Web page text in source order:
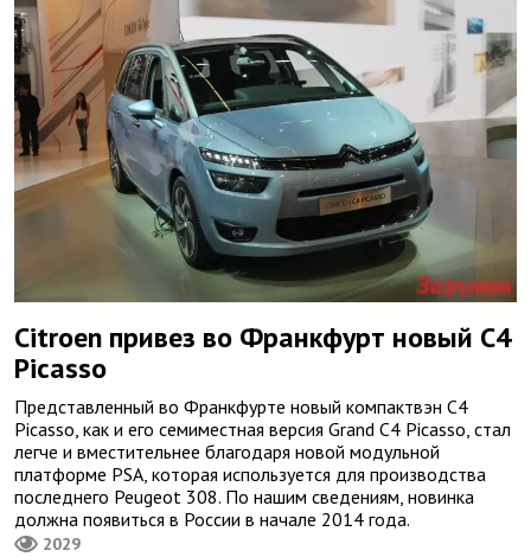
Citroen привез во Франкфурт новый C4
Picasso
Представленный во Франкфурте новый компактвэн C4
Picasso, как и его семиместная версия Grand C4 Picasso, стал
легче и вместительнее благодаря новой модульной
платформе PSA, которая используется для производства
последнего Peugeot 308. По нашим сведениям, новинка
должна появиться в России в начале 2014 года.
2029